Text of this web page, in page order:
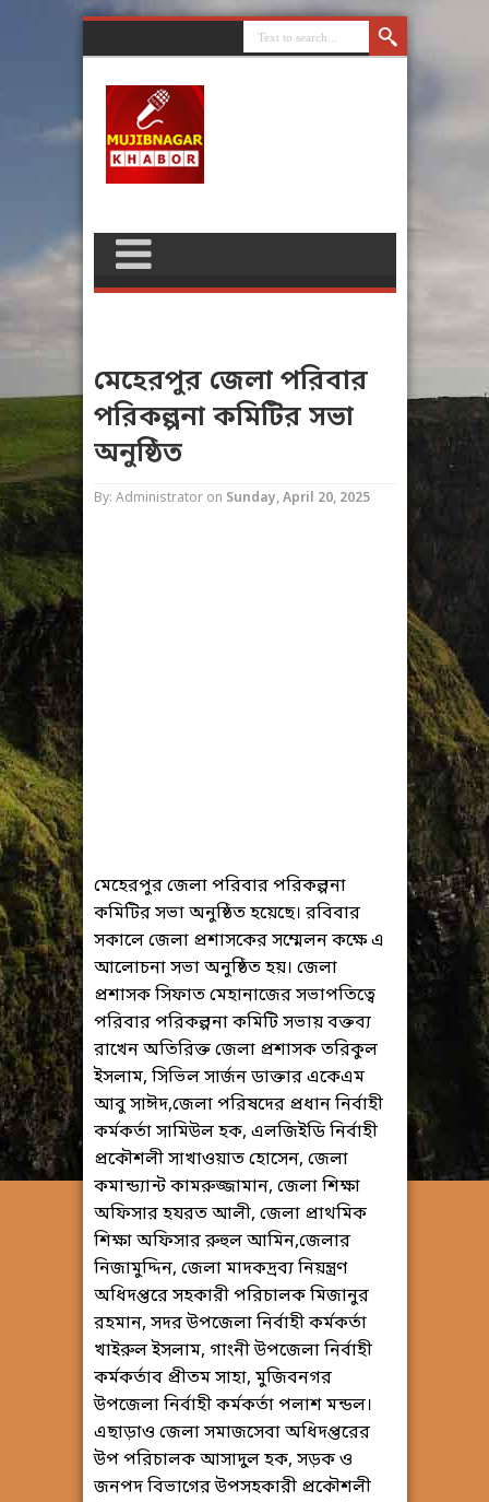
মেহেরপুর জেলা পরিবার
পরিকল্পনা কমিটির সভা
অনুষ্ঠিত
By: Administrator on Sunday, April 20, 2025
মেহেরপুর জেলা পরিবার পরিকল্পনা
কমিটির সভা অনুষ্ঠিত হয়েছে। রবিবার
সকালে জেলা প্রশাসকের সম্মেলন কক্ষে এ
আলোচনা সভা অনুষ্ঠিত হয়। জেলা
প্রশাসক সিফাত মেহানাজের সভাপতিত্বে
পরিবার পরিকল্পনা কমিটি সভায় বক্তব্য
রাখেন অতিরিক্ত জেলা প্রশাসক তরিকুল
ইসলাম, সিভিল সার্জন ডাক্তার একেএম
আবু সাঈদ,জেলা পরিষদের প্রধান নির্বাহী
কর্মকর্তা সামিউল হক, এলজিইডি নির্বাহী
প্রকৌশলী সাখাওয়াত হোসেন, জেলা
কমান্ড্যান্ট কামরুজ্জামান, জেলা শিক্ষা
অফিসার হযরত আলী, জেলা প্রাথমিক
শিক্ষা অফিসার রুহুল আমিন,জেলার
নিজামুদ্দিন, জেলা মাদকদ্রব্য নিয়ন্ত্রণ
অধিদপ্তরে সহকারী পরিচালক মিজানুর
রহমান, সদর উপজেলা নির্বাহী কর্মকর্তা
খাইরুল ইসলাম, গাংনী উপজেলা নির্বাহী
কর্মকর্তাব প্রীতম সাহা, মুজিবনগর
উপজেলা নির্বাহী কর্মকর্তা পলাশ মন্ডল।
এছাড়াও জেলা সমাজসেবা অধিদপ্তরের
উপ পরিচালক আসাদুল হক, সড়ক ও
জনপদ বিভাগের উপসহকারী প্রকৌশলী